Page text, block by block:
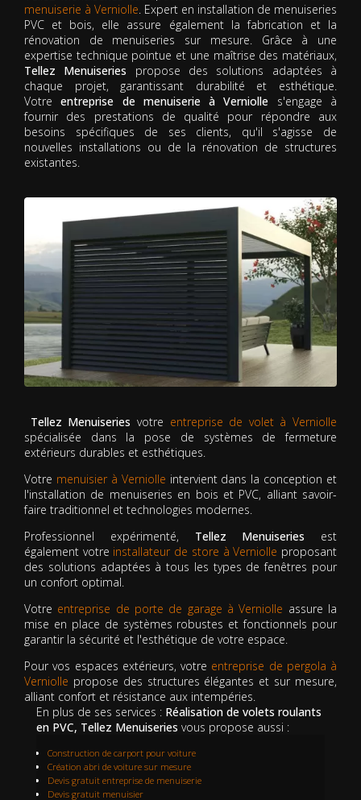
menuiserie à Verniolle. Expert en installation de menuiseries
PVC et bois, elle assure également la fabrication et la
rénovation de menuiseries sur mesure. Grâce à une
expertise technique pointue et une maîtrise des matériaux,
Tellez Menuiseries propose des solutions adaptées à
chaque projet, garantissant durabilité et esthétique.
Votreentreprise de menuiserie à Verniolle s'engage à
fournir des prestations de qualité pour répondre aux
besoins spécifiques de ses clients, qu'il s'agisse de
nouvelles installations ou de la rénovation de structures
existantes.
Tellez Menuiseries votre entreprise de volet à Verniolle
spécialisée dans la pose de systèmes de fermeture
extérieurs durables et esthétiques.
Votre menuisier à Verniolle intervient dans la conception et
l'installation de menuiseries en bois et PVC, alliant savoir-
faire traditionnel et technologies modernes.
Professionnel expérimenté, Tellez Menuiseries est
également votre installateur de store à Verniolle proposant
des solutions adaptées à tous les types de fenêtres pour
un confort optimal.
Votre entreprise de porte de garage à Verniolle assure la
mise en place de systèmes robustes et fonctionnels pour
garantir la sécurité et l'esthétique de votre espace.
Pour vos espaces extérieurs, votre entreprise de pergola à
Verniolle propose des structures élégantes et sur mesure,
alliant confort et résistance aux intempéries.
En plus de ses services : Réalisation de volets roulants
en PVC, Tellez Menuiseries vous propose aussi :
Construction de carport pour voiture
Création abri de voiture sur mesure
Devis gratuit entreprise de menuiserie
Devis gratuit menuisier